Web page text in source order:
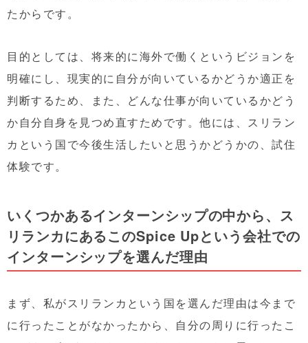
たからです。
目的としては、将来的に海外で働くというビジョンを
明確にし、現実的に自分が向いているかどうか適正を
判断するため、また、どんな仕事が向いているかどう
か自分自身を見つめ直すためです。他には、スリラン
カという国で今後生活したいと思うかどうかの、試住
体験です。
いくつかあるインターンシップの中から、ス
リランカにあるこのSpice Upという会社での
インターンシップを選んだ理由
まず、私がスリランカという国を選んだ理由は今まで
に行ったことがなかったから、自分の周りに行ったこ